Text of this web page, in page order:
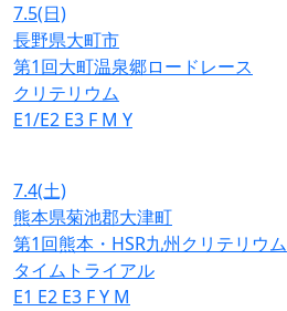
7.5(日)
長野県大町市
第1回大町温泉郷ロードレース
クリテリウム
E1/E2 E3 F M Y
7.4(土)
熊本県菊池郡大津町
第1回熊本・HSR九州クリテリウム
タイムトライアル
E1 E2 E3 FY M